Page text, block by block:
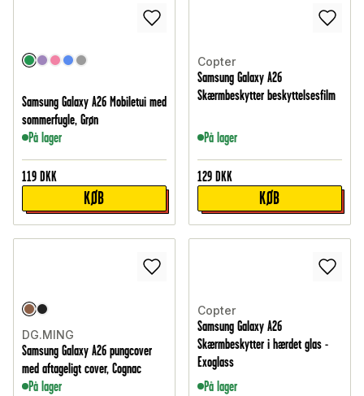
Samsung Galaxy A26 Mobiletui med
sommerfugle, Grøn
På lager
119 DKK
KØB
Copter
Samsung Galaxy A26
Skærmbeskytter beskyttelsesfilm
På lager
129 DKK
KØB
DG.MING
Samsung Galaxy A26 pungcover
med aftageligt cover, Cognac
På lager
Copter
Samsung Galaxy A26
Skærmbeskytter i hærdet glas -
Exoglass
På lager